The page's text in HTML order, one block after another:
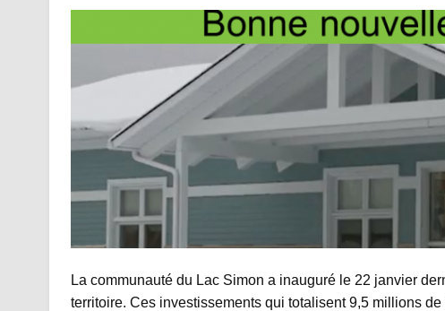
La communauté du Lac Simon a inauguré le 22 janvier
territoire. Ces investissements qui totalisent 9,5 millions